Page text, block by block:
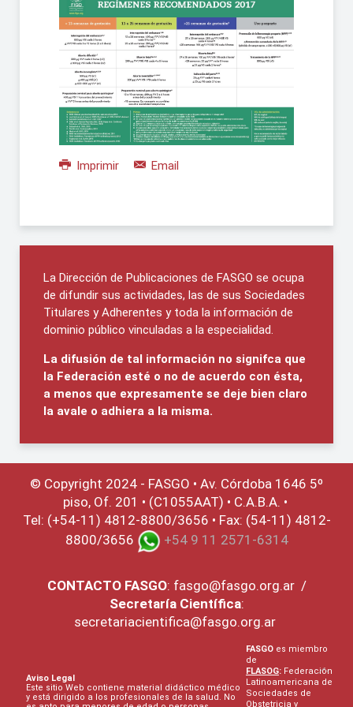
Imprimir Email
La Dirección de Publicaciones de FASGO se ocupa
de difundir sus actividades, las de sus Sociedades
Titulares y Adherentes y toda la información de
dominio público vinculadas a la especialidad.
La difusión de tal información no signifca que
la Federación esté o no de acuerdo con ésta,
a menos que expresamente se deje bien claro
la avale o adhiera a la misma.
© Copyright 2024 - FASGO • Av. Córdoba 1646 5º
piso, Of. 201 • (C1055AAT) • C.A.B.A. •
Tel: (+54-11) 4812-8800/3656 • Fax: (54-11) 4812-
8800/3656
+54 9 11 2571-6314
CONTACTO FASGO: fasgo@fasgo.org.ar/
Secretaría Científica:
secretariacientifica@fasgo.org.ar
Aviso Legal
Este sitio Web contiene material didáctico médico
y está dirigido a los profesionales de la salud. No
FASGO es miembro
de
FLASOG: Federación
Latinoamericana de
Sociedades de
Obstetricia y